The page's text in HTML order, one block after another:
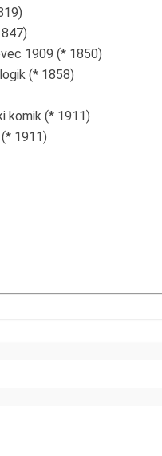
1909 (* 1850)
(* 1858)
komik (* 1911)
1911)